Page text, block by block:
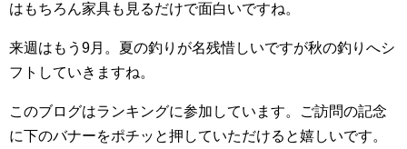
はもちろん家具も見るだけで面白いですね。
来週はもう9月。夏の釣りが名残惜しいですが秋の釣りへシ
フトしていきますね。
このブログはランキングに参加しています。ご訪問の記念
に下のバナーをポチッと押していただけると嬉しいです。